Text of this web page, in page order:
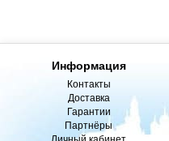
Информация
Контакты
Доставка
Гарантии
Партнёры